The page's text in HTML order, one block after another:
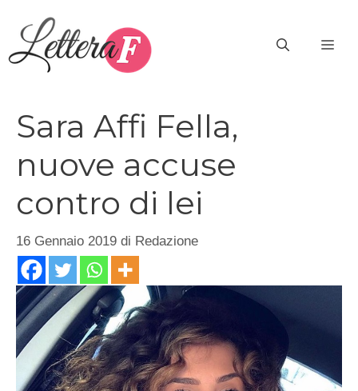
contenuto
Sara Affi Fella,
nuove accuse
contro di lei
16 Gennaio 2019 di Redazione